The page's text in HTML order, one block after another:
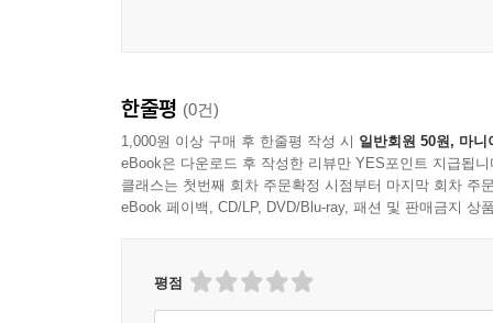
6장 조명과 무대 공간의 관계
빛이 공간의 형태를 드러내는 방식
밝기와 어둠이 만드는 장면의 차이
색온도에 따른 공간 분위기 변화
조명 방향이 공간 인식에 미치는 영향
무대 구성과 조명 계획의 연계
한줄평 (0건)
1,000원 이상 구매 후 한줄평 작성 시 일반회원 50원, 마니
eBook은 다운로드 후 작성한 리뷰만 YES포인트 지급됩니
클래스는 첫번째 회차 주문확정 시점부터 마지막 회차 주
eBook 페이백, CD/LP, DVD/Blu-ray, 패션 및 판매금지 상
평점